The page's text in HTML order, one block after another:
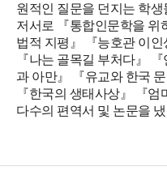
원적인 질문을 던지는 학
저서로 『통합인문학을 위
법적 지평』 『능호관 이인
『나는 골목길 부처다』
과 아만』 『유교와 한국
『한국의 생태사상』 『
다수의 편역서 및 논문을